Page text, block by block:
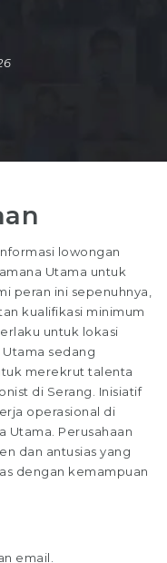
lowongan
Utama untuk
peran ini sepenuhnya,
kualifikasi minimum
untuk lokasi
Utama sedang
merekrut talenta
di Serang. Inisiatif
operasional di
Utama. Perusahaan
dan antusias yang
dengan kemampuan
email.